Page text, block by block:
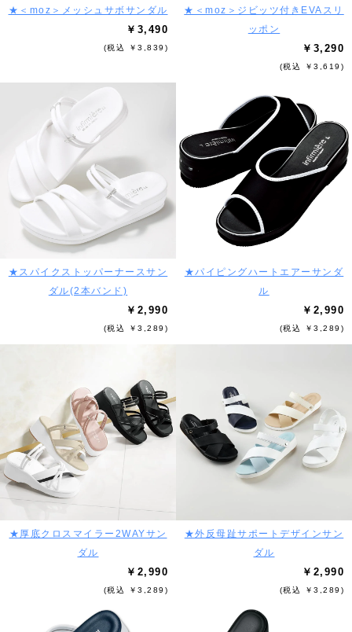
★＜moz＞メッシュサボサンダル
￥3,490
(税込 ￥3,839)
★＜moz＞ジビッツ付きEVAスリ
ッポン
￥3,290
(税込 ￥3,619)
★スパイクストッパーナースサン
ダル(2本バンド)
￥2,990
(税込 ￥3,289)
★パイピングハートエアーサンダ
ル
￥2,990
(税込 ￥3,289)
★厚底クロスマイラー2WAYサン
ダル
￥2,990
(税込 ￥3,289)
★外反母趾サポートデザインサン
ダル
￥2,990
(税込 ￥3,289)